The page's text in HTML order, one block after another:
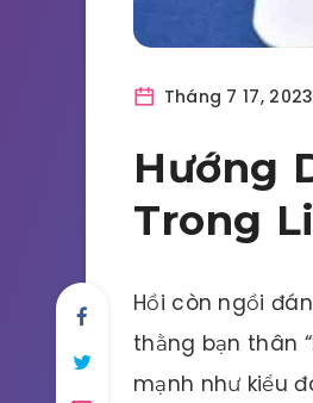
Tháng 7 17, 2023
Hướng
Trong
Hồi còn ngồi
thằng bạn thân
mạnh như kiểu